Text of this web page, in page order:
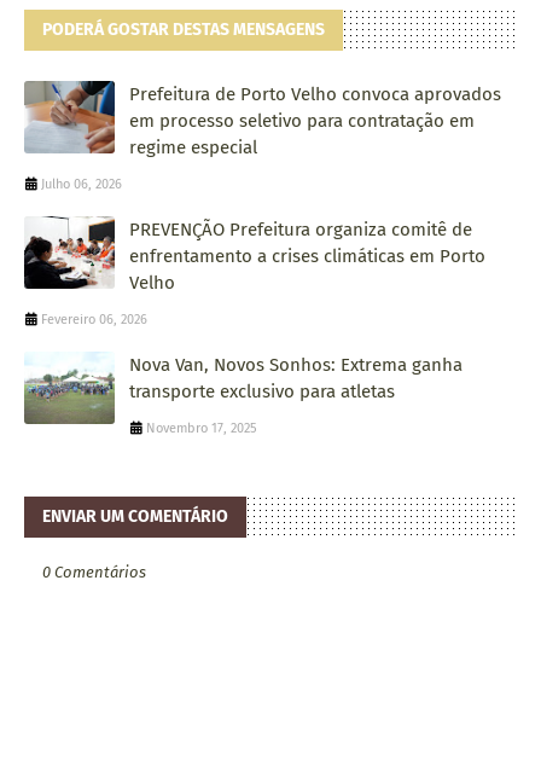
PODERÁ GOSTAR DESTAS MENSAGENS
Prefeitura de Porto Velho convoca aprovados
em processo seletivo para contratação em
regime especial
Julho 06, 2026
PREVENÇÃO Prefeitura organiza comitê de
enfrentamento a crises climáticas em Porto
Velho
Fevereiro 06, 2026
Nova Van, Novos Sonhos: Extrema ganha
transporte exclusivo para atletas
Novembro 17, 2025
ENVIAR UM COMENTÁRIO
0 Comentários